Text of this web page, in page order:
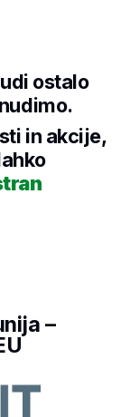
ostalo
in akcije,
–